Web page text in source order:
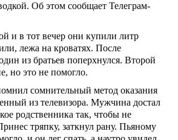
Об этом сообщает Телеграм-
и в тот вечер они купили литр
лежа на кроватях. После
из братьев поперхнулся. Второй
но это не помогло.
сомнительный метод оказания
из телевизора. Мужчина достал
родственника так, чтобы не
тряпку, заткнул рану. Пьяному